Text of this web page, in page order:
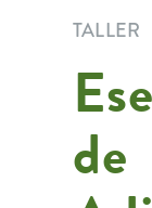
TALLER
de